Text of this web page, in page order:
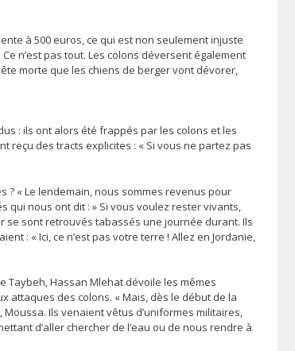
à 500 euros, ce qui est non seulement injuste
n’est pas tout. Les colons déversent également
morte que les chiens de berger vont dévorer,
: ils ont alors été frappés par les colons et les
reçu des tracts explicites : « Si vous ne partez pas
? « Le lendemain, nous sommes revenus pour
qui nous ont dit : » Si vous voulez rester vivants,
se sont retrouvés tabassés une journée durant. Ils
: « Ici, ce n’est pas votre terre ! Allez en Jordanie,
Taybeh, Hassan Mlehat dévoile les mêmes
attaques des colons. « Mais, dès le début de la
Ils venaient vêtus d’uniformes militaires,
d’aller chercher de l’eau ou de nous rendre à